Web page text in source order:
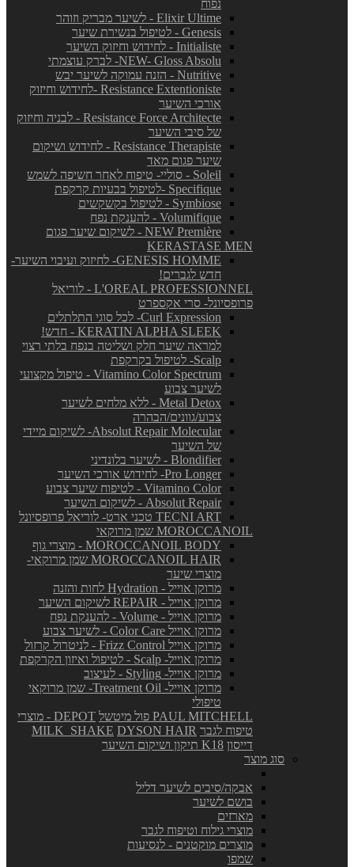
נפוח
Elixir Ultime - לשיער מבריק וזוהר
Genesis - לטיפול בנשירת שיער
Initialiste - לחידוש וחיזוק השיער
NEW- Gloss Absolu- לברק עוצמתי
Nutritive - הזנה עמוקה לשיער יבש
Resistance Extentioniste -לחידוש וחיזוק
אורכי השיער
Resistance Force Architecte - לבניה וחיזוק
של סיבי השיער
Resistance Therapiste - לחידוש ושיקום
שיער פגום מאד
Soleil - סוליי- טיפוח לאחר חשיפה לשמש
Specifique -לטיפול בבעיות קרקפת
Symbiose - לטיפול בקשקשים
Volumifique - להענקת נפח
NEW Première - לשיקום שיער פגום
KERASTASE MEN
GENESIS HOMME- לחיזוק ועיבוי השיער-
חדש לגברים!
L'OREAL PROFESSIONNEL - לוריאל
פרופסיונל- סרי אקספרט
Curl Expression- לכל סוגי התלתלים
KERATIN ALPHA SLEEK - חדש!
למראה שיער חלק ושליטה בנפח בלתי רצוי
Scalp- לטיפול בקרקפת
Vitamino Color Spectrum - טיפול מקצועי
לשיער צבוע
Metal Detox - ללא מלחים לשיער
צבוע/גוונים/הבהרה
Absolut Repair Molecular- לשיקום מיידי
של השיער
Blondifier - לשיער בלונדיני
Pro Longer- לחידוש אורכי השיער
Vitamino Color - לטיפוח שיער צבוע
Absolut Repair - לשיקום השיער
TECNI ART טכני ארט- לוריאל פרופסיונל
MOROCCANOIL שמן מרוקאי
MOROCCANOIL BODY - מוצרי גוף
MOROCCANOIL HAIR שמן מרוקאי-
מוצרי שיער
מרוקן אוייל - Hydration לחות והזנה
מרוקן אוייל - REPAIR לשיקום השיער
מרוקן אוייל - Volume - להענקת נפח
מרוקן אוייל Color Care - לשיער צבוע
מרוקן אוייל Frizz Control - לניטרול קרזול
מרוקן אוייל- Scalp - לטיפול ואיזון הקרקפת
מרוקן אוייל- Styling - לעיצוב
מרוקן אוייל- Treatment Oil- שמן מרוקאי
טיפולי
PAUL MITCHELL פול מיטשל
DEPOT - מוצרי
טיפוח לגבר
MILK_SHAKE DYSON HAIR
דייסון K18 תיקון ושיקום השיער
סוג מוצר
אבקה/סיבים לשיער דליל
בושם לשיער
מארזים
מוצרי גילוח וטיפוח לגבר
מוצרים מוקטנים - לנסיעות
שמפו